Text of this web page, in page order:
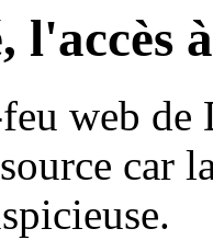
l'accès
web de
car